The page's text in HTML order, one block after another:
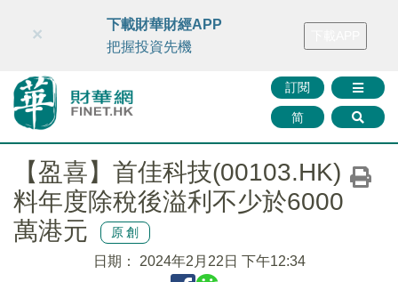
財華智庫網 FINTV FINMETA 財華證券 媒體矩陣
訂閱
简
×
下載財華財經APP
把握投資先機
【盈喜】首佳科技(00103.HK)
料年度除稅後溢利不少於6000
萬港元
原創
日期： 2024年2月22日 下午12:34